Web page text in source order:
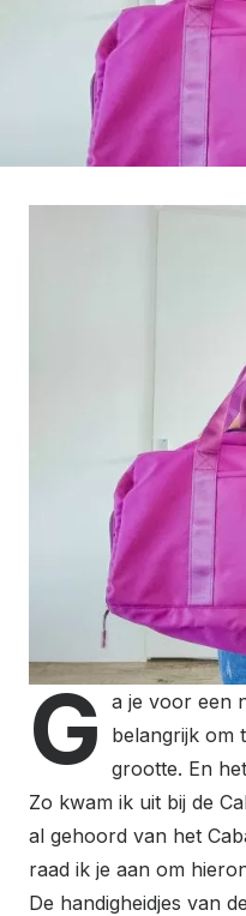
G a je voor een
belangrijk om
grootte. En
Zo kwam ik uit bij de
al gehoord van het
raad ik je aan om
De handigheidjes van